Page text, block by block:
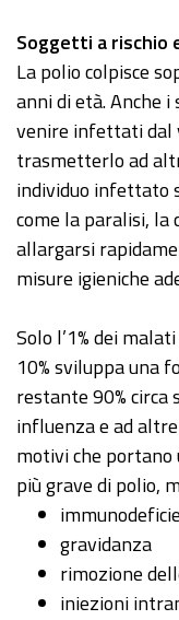
Soggetti a rischio
La polio colpisce
anni di età. Anche
venire infettati dal
trasmetterlo ad
individuo infettato
come la paralisi, la
allargarsi
misure igieniche
Solo l’1% dei
10% sviluppa una
restante 90%
influenza e ad
motivi che
più grave di polio,
gravidanza
rimozione
iniezioni